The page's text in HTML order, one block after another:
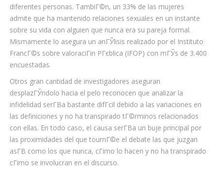
diferentes personas. TambiГ©n, un 33% de las mujeres
admite que ha mantenido relaciones sexuales en un instante
sobre su vida con alguien que nunca era su pareja formal.
Mismamente lo asegura un anГЎlisis realizado por el Instituto
FrancГ©s sobre valoraciГіn PГєblica (IFOP) con mГЎs de 3.400
encuestadas.
Otros gran cantidad de investigadores aseguran
desplazГЎndolo hacia el pelo reconocen que analizar la
infidelidad serГ­В­a bastante difГ­cil debido a las variaciones en
las definiciones y no ha transpirado tГ©rminos relacionados
con ellas. En todo caso, el causa serГ­В­a un buje principal por
las proximidades del que tournГ©e el debate las que juzgan
asГ­В­ como los que nunca, cГіmo lo hacen y no ha transpirado
cГіmo se involucran en el discurso.